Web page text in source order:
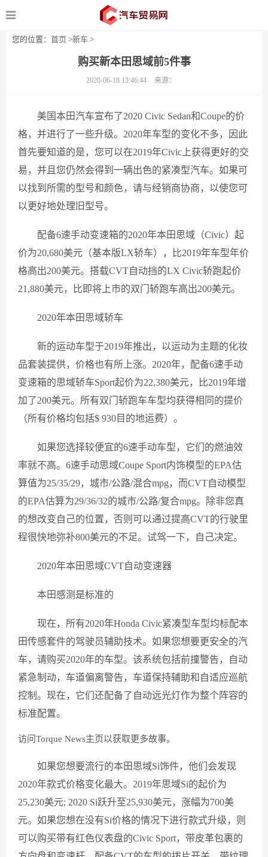
您的位置： 首页 >新车 >
购买新本田思域前5件事
2020-06-18 13:46:44 来源：
美国本田汽车宣布了2020 Civic Sedan和Coupe的价
格，并进行了一些升级。2020年车型的变化不多，因此
首先要知道的是，您可以在2019年Civic上获得更好的交
易，并且您仍然会得到一辆出色的紧凑型汽车。如果可
以找到所需的型号和颜色，请与经销商协商，以使您可
以更好地处理旧型号。
配备6速手动变速箱的2020年本田思域（Civic）起
价为20,680美元（基本版LX轿车），比2019年车型年价
格高出200美元。搭载CVT自动挡的LX Civic轿跑起价
21,880美元，比即将上市的双门轿跑车高出200美元。
2020年本田思域轿车
新的运动车型于2019年推出，以运动为主题的化妆
品套装提供，价格也有所上涨。2020年，配备6速手动
变速箱的思域轿车Sport起价为22,380美元，比2019年增
加了200美元。所有双门轿跑车车型均获得相同的提价
（所有价格均包括$ 930目的地运费）。
如果您选择较便宜的6速手动车型，它们的燃油效
率就不高。6速手动思域Coupe Sport内饰模型的EPA估
算值为25/35/29，城市/公路/混合mpg，而CVT自动模型
的EPA估算为29/36/32的城市/公路/复合mpg。除非您真
的想改变自己的位置，否则可以通过提高CVT的行驶里
程很快地弥补800美元的不足。试驾一下，自己决定。
2020年本田思域CVT自动变速器
本田感测是标准的
现在，所有2020年Honda Civic紧凑型车型均标配本
田传感套件的驾驶员辅助技术。如果您想要更安全的汽
车，请购买2020年的车型。该系统包括前撞警告，自动
紧急制动，车道偏离警告，车道保持辅助和自适应巡航
控制。现在，它们还配备了自动远光灯作为整个阵容的
标准配置。
访问Torque News主页以获取更多故事。
如果您想要流行的本田思域Si饰件，他们会发现
2020年款式价格变化最大。2019年思域Si的起价为
25,230美元; 2020 Si跃升至25,930美元，涨幅为700美
元。如果您想在没有Si价格的情况下进行款式升级，则
可以购买带有红色仪表盘的Civic Sport，带皮革包裹的